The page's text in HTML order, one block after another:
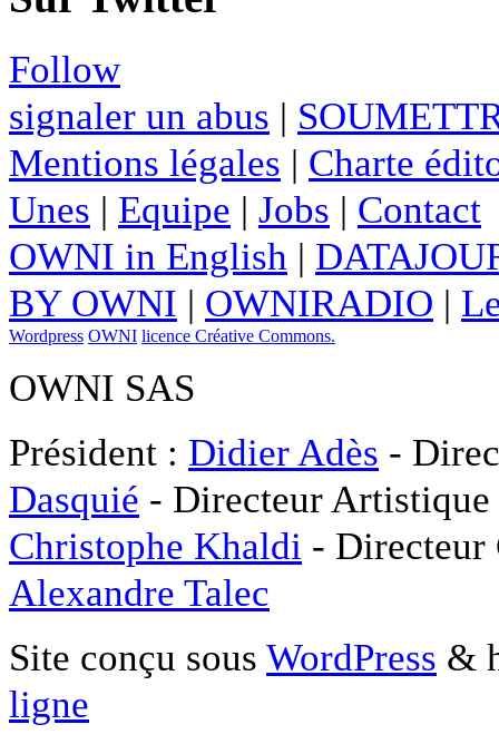
Follow
signaler un abus |
Mentions légales | Charte
Unes | Equipe | Jobs | Contact
OWNI in English |
BY OWNI | OWNIRADIO |
Wordpress OWNI licence Créative Commons.
OWNI SAS
Président : Didier Adès -
Dasquié - Directeur
Christophe Khaldi -
Alexandre Talec
Site conçu sous WordPress &
ligne